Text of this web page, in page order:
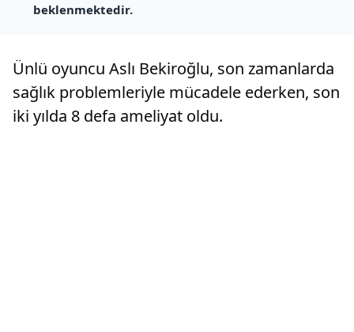
beklenmektedir.
Ünlü oyuncu Aslı Bekiroğlu, son zamanlarda
sağlık problemleriyle mücadele ederken, son
iki yılda 8 defa ameliyat oldu.